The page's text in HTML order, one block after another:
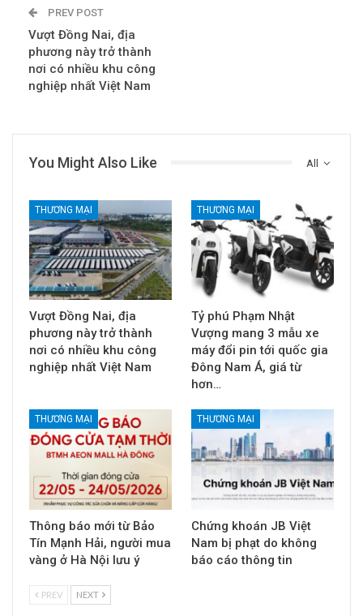
PREV POST
Vượt Đồng Nai, địa
phương này trở thành
nơi có nhiều khu công
nghiệp nhất Việt Nam
All
You Might Also Like
THƯƠNG MẠI
Vượt Đồng Nai, địa
phương này trở thành
nơi có nhiều khu công
nghiệp nhất Việt Nam
THƯƠNG MẠI
Tỷ phú Phạm Nhật
Vượng mang 3 mẫu xe
máy đổi pin tới quốc gia
Đông Nam Á, giá từ
hơn…
THƯƠNG MẠI
Thông báo mới từ Bảo
Tín Mạnh Hải, người mua
vàng ở Hà Nội lưu ý
THƯƠNG MẠI
Chứng khoán JB Việt
Nam bị phạt do không
báo cáo thông tin
PREV NEXT